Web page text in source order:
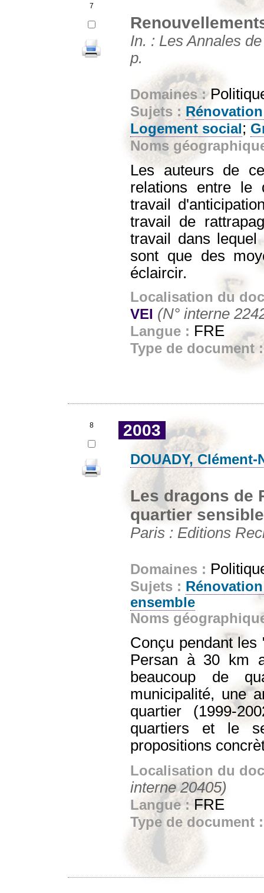
7
In. : Les Annales
p.
Domaines :
Sujets :
Logement social;
Noms
Les auteurs de
relations entre le
travail
travail de
travail dans
sont que des
éclaircir.
Localisation du
VEI (N° interne
Langue : FRE
Type de document
8 2003
DOUADY, Clément-
Les dragons de
quartier sensible
Paris : Editions
Domaines :
Sujets :
ensemble
Noms
Conçu pendant
Persan à 30 km
beaucoup de
municipalité, une
quartier (1999-
quartiers et le
propositions
Localisation du
interne 20405)
Langue : FRE
Type de document